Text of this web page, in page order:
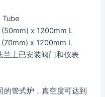
Tube
(50mm) x 1200mm L
(70mm) x 1200mm L
上已安装阀门和仪表
管式炉，真空度可达到